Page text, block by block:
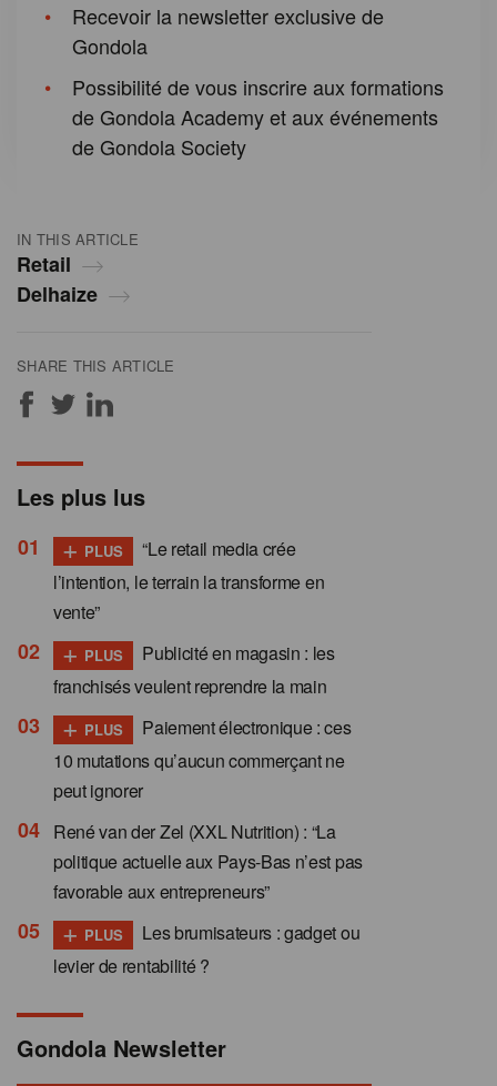
IN THIS ARTICLE
Retail
Delhaize
SHARE THIS ARTICLE
Recevoir la newsletter exclusive de
Gondola
Possibilité de vous inscrire aux formations
de Gondola Academy et aux événements
de Gondola Society
Les plus lus
+ PLUS
“Le retail media crée
l’intention, le terrain la transforme en
vente”
+ PLUS
Publicité en magasin : les
franchisés veulent reprendre la main
+ PLUS
Paiement électronique : ces
10 mutations qu’aucun commerçant ne
peut ignorer
René van der Zel (XXL Nutrition) : “La
politique actuelle aux Pays-Bas n’est pas
favorable aux entrepreneurs”
+ PLUS
Les brumisateurs : gadget ou
levier de rentabilité ?
Gondola Newsletter